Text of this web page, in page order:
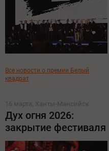
Все новости о премии Белый
квадрат
16 марта, Ханты-Мансийск
Дух огня 2026:
закрытие фестиваля